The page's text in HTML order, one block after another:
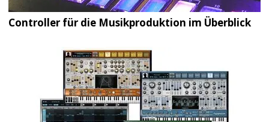
Controller für die Musikproduktion im Überblick